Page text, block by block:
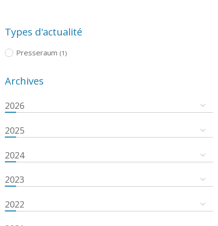
Types d'actualité
Presseraum (1)
Archives
2026
2025
2024
2023
2022